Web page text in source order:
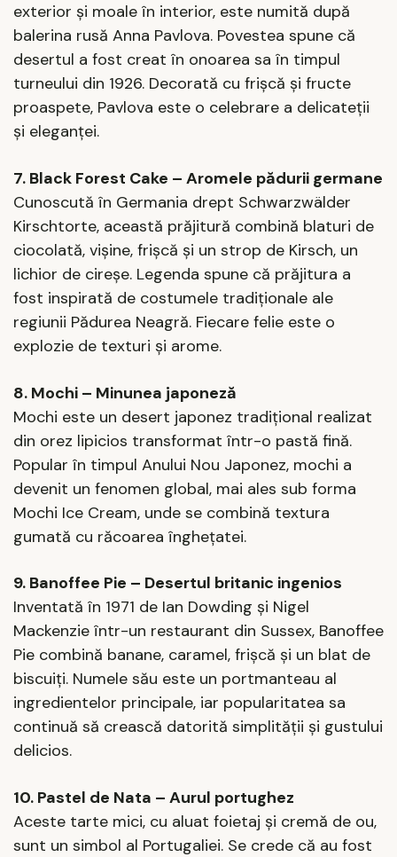
exterior și moale în interior, este numită după
balerina rusă Anna Pavlova. Povestea spune că
desertul a fost creat în onoarea sa în timpul
turneului din 1926. Decorată cu frișcă și fructe
proaspete, Pavlova este o celebrare a delicateții
și eleganței.
7. Black Forest Cake – Aromele pădurii germane
Cunoscută în Germania drept Schwarzwälder
Kirschtorte, această prăjitură combină blaturi de
ciocolată, vișine, frișcă și un strop de Kirsch, un
lichior de cireșe. Legenda spune că prăjitura a
fost inspirată de costumele tradiționale ale
regiunii Pădurea Neagră. Fiecare felie este o
explozie de texturi și arome.
8. Mochi – Minunea japoneză
Mochi este un desert japonez tradițional realizat
din orez lipicios transformat într-o pastă fină.
Popular în timpul Anului Nou Japonez, mochi a
devenit un fenomen global, mai ales sub forma
Mochi Ice Cream, unde se combină textura
gumată cu răcoarea înghețatei.
9. Banoffee Pie – Desertul britanic ingenios
Inventată în 1971 de Ian Dowding și Nigel
Mackenzie într-un restaurant din Sussex, Banoffee
Pie combină banane, caramel, frișcă și un blat de
biscuiți. Numele său este un portmanteau al
ingredientelor principale, iar popularitatea sa
continuă să crească datorită simplității și gustului
delicios.
10. Pastel de Nata – Aurul portughez
Aceste tarte mici, cu aluat foietaj și cremă de ou,
sunt un simbol al Portugaliei. Se crede că au fost